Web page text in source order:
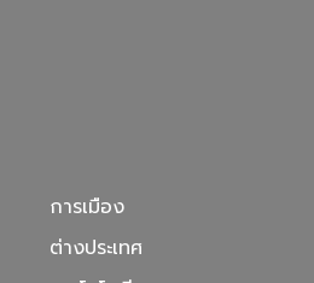
การเมือง
ต่างประเทศ